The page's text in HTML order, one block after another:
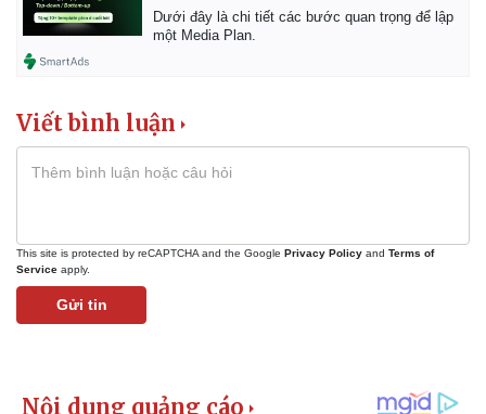
Dưới đây là chi tiết các bước quan trọng để lập
một Media Plan.
Viết bình luận
This site is protected by reCAPTCHA and the Google Privacy Policy and Terms of
Service apply.
Gửi tin